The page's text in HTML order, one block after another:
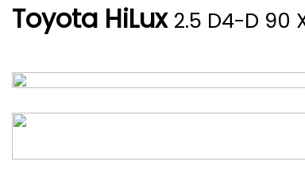
Toyota HiLux 2.5 D4-D 90